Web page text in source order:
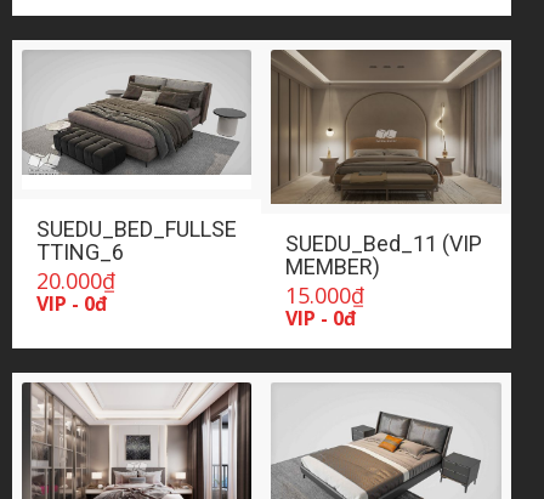
SUEDU_BED_FULLSE
TTING_6
20.000₫
VIP - 0đ
SUEDU_Bed_11 (VIP
MEMBER)
15.000₫
VIP - 0đ